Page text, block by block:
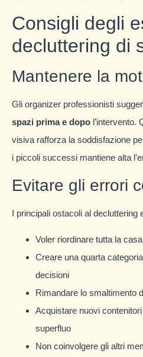
Consigli degli
decluttering di
Mantenere la
Gli organizer professionisti
spazi prima e dopo l’intervento.
visiva rafforza la soddisfazione
i piccoli successi mantiene alta
Evitare gli errori
I principali ostacoli al decluttering
Voler riordinare tutta la
Creare una quarta
decisioni
Rimandare lo smaltimento
Acquistare nuovi
superfluo
Non coinvolgere gli altri